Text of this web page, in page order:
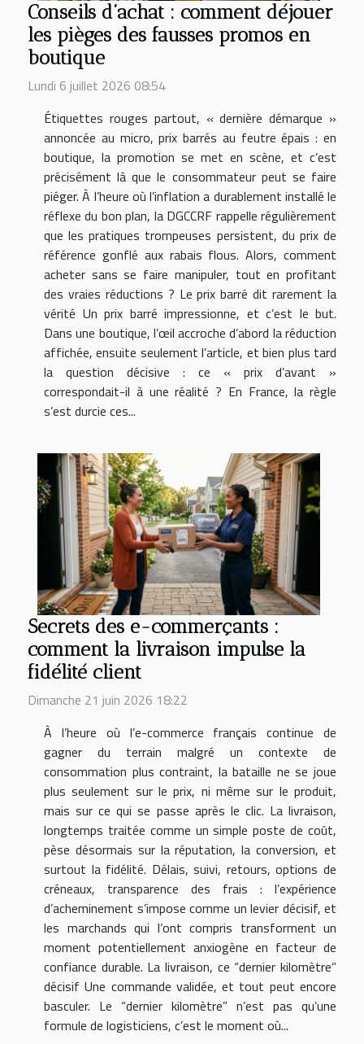
Conseils d’achat : comment déjouer
les pièges des fausses promos en
boutique
Lundi 6 juillet 2026 08:54
Étiquettes rouges partout, « dernière démarque »
annoncée au micro, prix barrés au feutre épais : en
boutique, la promotion se met en scène, et c’est
précisément là que le consommateur peut se faire
piéger. À l’heure où l’inflation a durablement installé le
réflexe du bon plan, la DGCCRF rappelle régulièrement
que les pratiques trompeuses persistent, du prix de
référence gonflé aux rabais flous. Alors, comment
acheter sans se faire manipuler, tout en profitant
des vraies réductions ? Le prix barré dit rarement la
vérité Un prix barré impressionne, et c’est le but.
Dans une boutique, l’œil accroche d’abord la réduction
affichée, ensuite seulement l’article, et bien plus tard
la question décisive : ce « prix d’avant »
correspondait-il à une réalité ? En France, la règle
s’est durcie ces...
Secrets des e-commerçants :
comment la livraison impulse la
fidélité client
Dimanche 21 juin 2026 18:22
À l’heure où l’e-commerce français continue de
gagner du terrain malgré un contexte de
consommation plus contraint, la bataille ne se joue
plus seulement sur le prix, ni même sur le produit,
mais sur ce qui se passe après le clic. La livraison,
longtemps traitée comme un simple poste de coût,
pèse désormais sur la réputation, la conversion, et
surtout la fidélité. Délais, suivi, retours, options de
créneaux, transparence des frais : l’expérience
d’acheminement s’impose comme un levier décisif, et
les marchands qui l’ont compris transforment un
moment potentiellement anxiogène en facteur de
confiance durable. La livraison, ce “dernier kilomètre”
décisif Une commande validée, et tout peut encore
basculer. Le “dernier kilomètre” n’est pas qu’une
formule de logisticiens, c’est le moment où...